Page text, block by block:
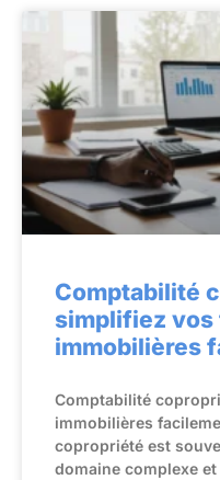
Comptabilité
simplifiez vos
immobilières
Comptabilité
immobilières
copropriété est
domaine complexe